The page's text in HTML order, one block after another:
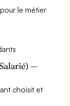
le métier
—
choisit et